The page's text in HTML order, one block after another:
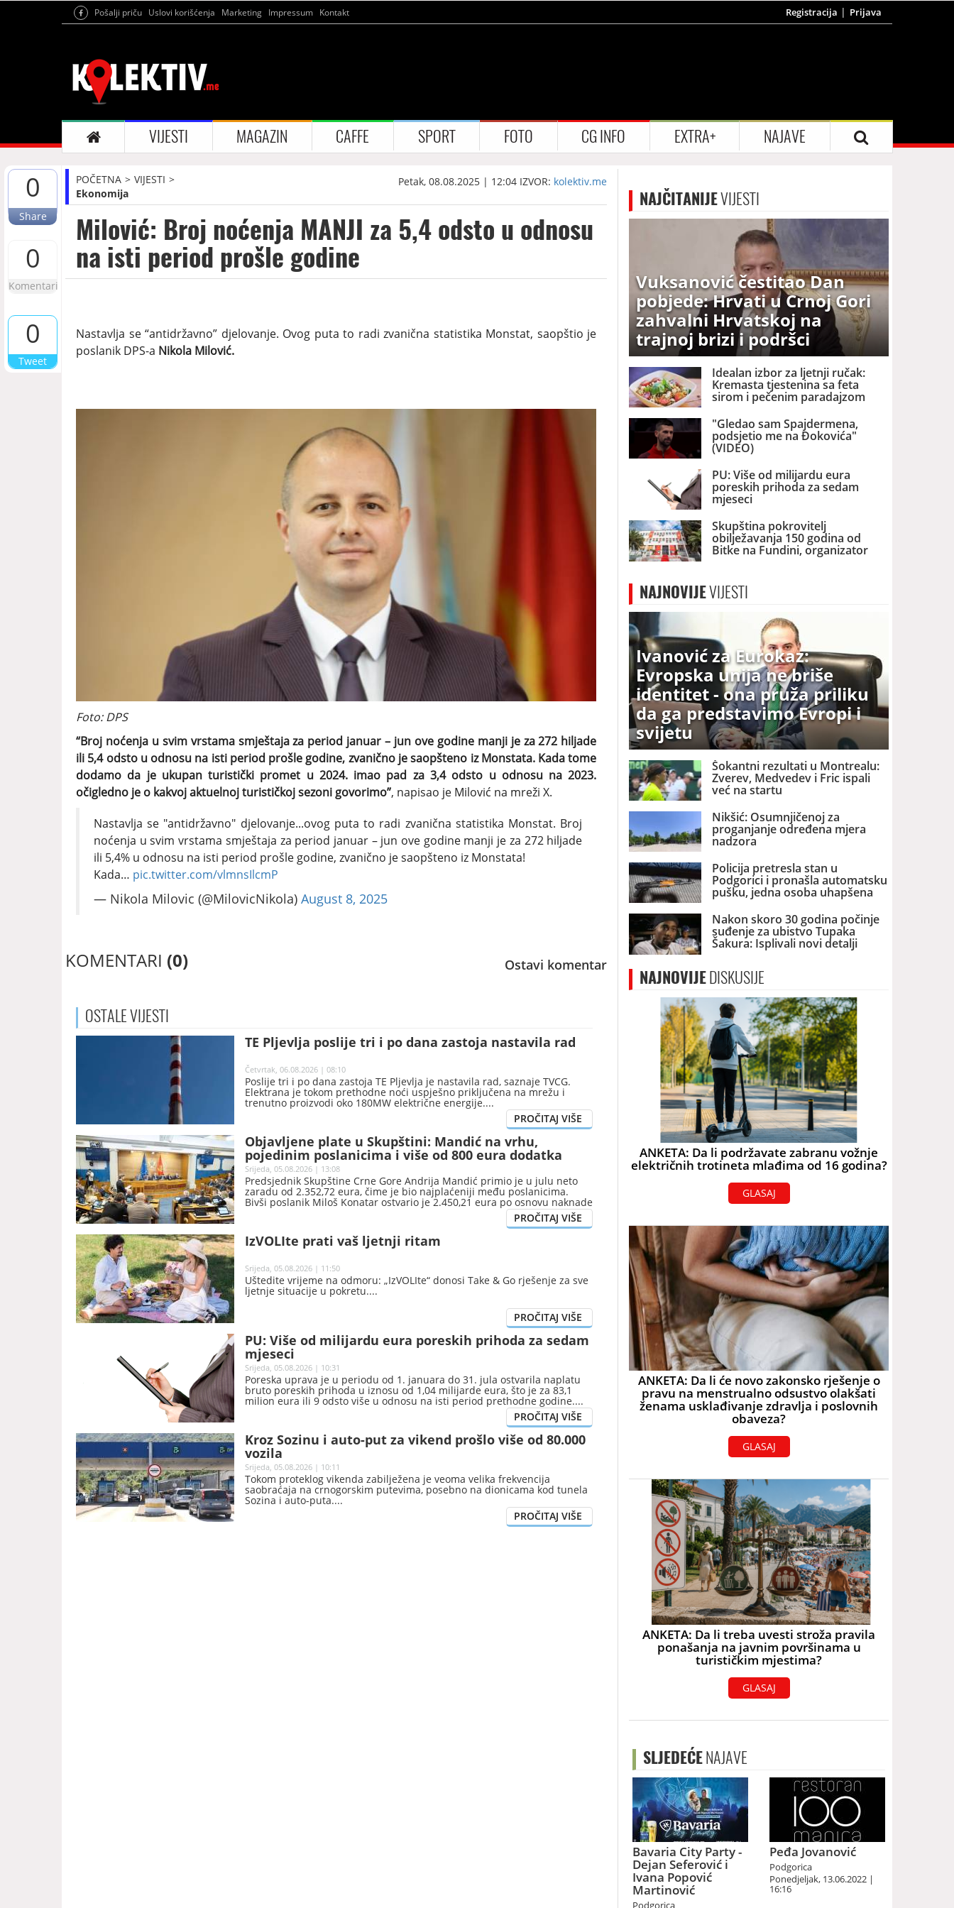
Pošalji priču Uslovi korišćenja Marketing Impressum Kontakt Registracija Prijava
VIJESTI MAGAZIN CAFFE SPORT FOTO CG INFO EXTRA+ NAJAVE
0
Share
0
Komentari
0
Tweet
POČETNA
VIJESTI
Ekonomija
Petak, 08.08.2025 | 12:04 IZVOR: kolektiv.me
Milović: Broj noćenja MANJI za 5,4 odsto u odnosu
na isti period prošle godine
Nastavlja se “antidržavno” djelovanje. Ovog puta to radi zvanična statistika Monstat, saopštio je
poslanik DPS-a Nikola Milović.
Foto: DPS
“Broj noćenja u svim vrstama smještaja za period januar – jun ove godine manji je za 272 hiljade
ili 5,4 odsto u odnosu na isti period prošle godine, zvanično je saopšteno iz Monstata. Kada tome
dodamo da je ukupan turistički promet u 2024. imao pad za 3,4 odsto u odnosu na 2023.
očigledno je o kakvoj aktuelnoj turističkoj sezoni govorimo”, napisao je Milović na mreži X.
Nastavlja se "antidržavno" djelovanje...ovog puta to radi zvanična statistika Monstat. Broj
noćenja u svim vrstama smještaja za period januar – jun ove godine manji je za 272 hiljade
ili 5,4% u odnosu na isti period prošle godine, zvanično je saopšteno iz Monstata!
Kada… pic.twitter.com/vlmnsIlcmP
— Nikola Milovic (@MilovicNikola) August 8, 2025
KOMENTARI (0) Ostavi komentar
OSTALEVIJESTI
TE Pljevlja poslije tri i po dana zastoja nastavila rad
Četvrtak, 06.08.2026 | 08:10
Poslije tri i po dana zastoja TE Pljevlja je nastavila rad, saznaje TVCG.
Elektrana je tokom prethodne noći uspješno priključena na mrežu i
trenutno proizvodi oko 180MW električne energije.
Objavljene plate u Skupštini: Mandić na vrhu,
pojedinim poslanicima i više od 800 eura dodatka
Srijeda, 05.08.2026 | 13:08
Predsjednik Skupštine Crne Gore Andrija Mandić primio je u julu neto
zaradu od 2.352,72 eura, čime je bio najplaćeniji među poslanicima.
Bivši poslanik Miloš Konatar ostvario je 2.450,21 eura po osnovu naknade
nakon prestanka funkcije, pokazuju podaci o julskim primanjima koje je
IzVOLIte prati vaš ljetnji ritam
Srijeda, 05.08.2026 | 11:50
Uštedite vrijeme na odmoru: „IzVOLIte“ donosi Take & Go rješenje za sve
ljetnje situacije u pokretu.
PU: Više od milijardu eura poreskih prihoda za sedam
mjeseci
Srijeda, 05.08.2026 | 10:31
Poreska uprava je u periodu od 1. januara do 31. jula ostvarila naplatu
bruto poreskih prihoda u iznosu od 1,04 milijarde eura, što je za 83,1
milion eura ili 9 odsto više u odnosu na isti period prethodne godine.
Kroz Sozinu i auto-put za vikend prošlo više od 80.000
vozila
Srijeda, 05.08.2026 | 10:11
Tokom proteklog vikenda zabilježena je veoma velika frekvencija
saobraćaja na crnogorskim putevima, posebno na dionicama kod tunela
Sozina i auto-puta.
NAJČITANIJEVIJESTI
Vuksanović čestitao Dan
pobjede: Hrvati u Crnoj Gori
zahvalni Hrvatskoj na
trajnoj brizi i podršci
Idealan izbor za ljetnji ručak:
Kremasta tjestenina sa feta
sirom i pečenim paradajzom
"Gledao sam Spajdermena,
podsjetio me na Đokovića"
(VIDEO)
PU: Više od milijardu eura
poreskih prihoda za sedam
mjeseci
Skupština pokrovitelj
obilježavanja 150 godina od
Bitke na Fundini, organizator
Srpski nacionalni savjet
NAJNOVIJEVIJESTI
Ivanović za Eurokaz:
Evropska unija ne briše
identitet - ona pruža priliku
da ga predstavimo Evropi i
svijetu
Šokantni rezultati u Montrealu:
Zverev, Medvedev i Fric ispali
već na startu
Nikšić: Osumnjičenoj za
proganjanje određena mjera
nadzora
Policija pretresla stan u
Podgorici i pronašla automatsku
pušku, jedna osoba uhapšena
Nakon skoro 30 godina počinje
suđenje za ubistvo Tupaka
Šakura: Isplivali novi detalji
NAJNOVIJEDISKUSIJE
ANKETA: Da li podržavate zabranu vožnje
električnih trotineta mlađima od 16 godina?
GLASAJ
ANKETA: Da li će novo zakonsko rješenje o
pravu na menstrualno odsustvo olakšati
ženama usklađivanje zdravlja i poslovnih
obaveza?
GLASAJ
ANKETA: Da li treba uvesti stroža pravila
ponašanja na javnim površinama u
turističkim mjestima?
GLASAJ
SLJEDEĆENAJAVE
Bavaria City Party -
Dejan Seferović i
Ivana Popović
Martinović
Podgorica
Peđa Jovanović
Podgorica
Ponedjeljak, 13.06.2022 |
16:16